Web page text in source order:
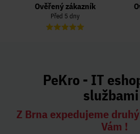
Ověřený zákazník
Před 5 dny
PeKro - IT
Z Brna expedujeme
Vám !